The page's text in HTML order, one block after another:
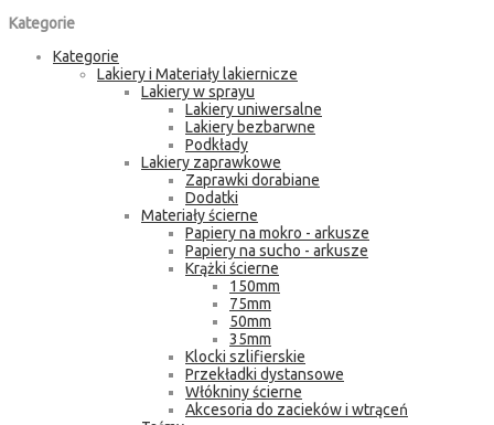
Kategorie
Kategorie
Lakiery i Materiały lakiernicze
Lakiery w sprayu
Lakiery uniwersalne
Lakiery bezbarwne
Podkłady
Lakiery zaprawkowe
Zaprawki dorabiane
Dodatki
Materiały ścierne
Papiery na mokro - arkusze
Papiery na sucho - arkusze
Krążki ścierne
150mm
75mm
50mm
35mm
Klocki szlifierskie
Przekładki dystansowe
Włókniny ścierne
Akcesoria do zacieków i wtrąceń